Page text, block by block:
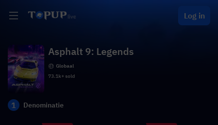
Log in
Asphalt 9: Legends
Globaal
73.1k+ sold
1 Denominatie